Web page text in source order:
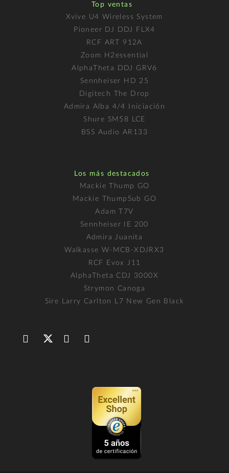
Top ventas
Xvive U4 Wireless System
Pioneer DJ DDJ FLX4
RCF ART 912A
Zoom H2essential
AlphaTheta DDJ GRV6
Sennheiser HD 25
Digitech The Drop
Admira Alba 4/4 Iniciación
Shure SM58 LCE
BSS Audio AR133
Los más destacados
Mackie Thump GO
Mackie ThumpSub GO
Adam T7V
Sennheiser IE 200
Admira Juanita
Walkasse W-MCB-XDJRX3
RCF Evox J11
AlphaTheta CDJ 3000X
Strymon Canoga
Sire Larry Carlton L7 New Gen Black